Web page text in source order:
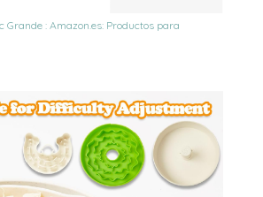
Grande : Amazon.es: Productos para